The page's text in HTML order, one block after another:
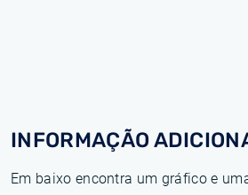
INFORMAÇÃO
Em baixo encontra um gráfico e